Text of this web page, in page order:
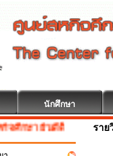
นักศึกษา
ษา ยินดีต้อนรับ ราย